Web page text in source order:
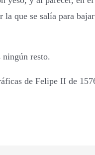
que se salía para
ningún resto.
de Felipe II de